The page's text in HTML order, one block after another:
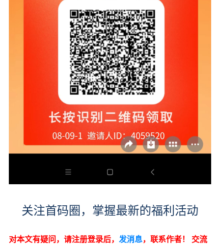
关注首码圈，掌握最新的福利活动
对本文有疑问，请注册登录后， 发消息，联系作者！ 交流